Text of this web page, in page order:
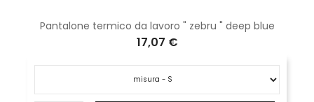
Pantalone termico da lavoro " zebru " deep blue
17,07 €